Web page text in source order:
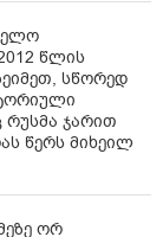
წლის
სწორედ
ჯარით
წერს მიხეილ
ორ